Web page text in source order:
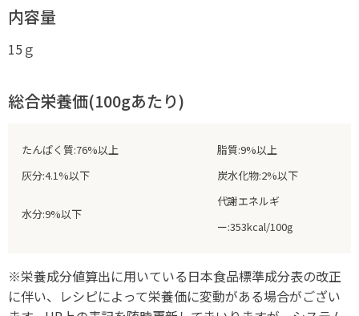
内容量
15ｇ
総合栄養価(100gあたり)
たんぱく質:76%以上
脂質:9%以上
灰分:4.1%以下
炭水化物:2%以下
水分:9%以下
代謝エネルギ
ー:353kcal/100g
※栄養成分値算出に用いている日本食品標準成分表の改正
に伴い、レシピによって栄養価に変動がある場合がござい